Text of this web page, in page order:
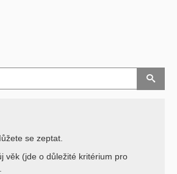
se zeptat.
věk (jde o důležité kritérium pro